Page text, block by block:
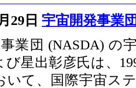
29日 宇宙開発事業
業団 (NASDA) の
び星出彰彦氏は、
いて、国際宇宙ス